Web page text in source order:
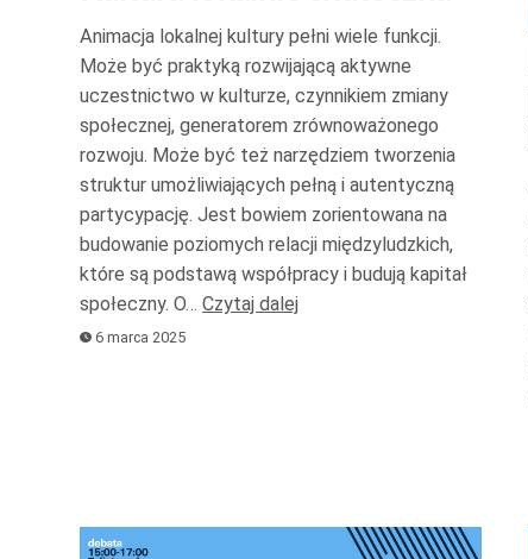
góry
oraz
do
dołu
aby
zwiększyć
lub
zmniejszyć
Animacja lokalnej kultury pełni wiele funkcji.
Może być praktyką rozwijającą aktywne
uczestnictwo w kulturze, czynnikiem zmiany
społecznej, generatorem zrównoważonego
rozwoju. Może być też narzędziem tworzenia
struktur umożliwiających pełną i autentyczną
partycypację. Jest bowiem zorientowana na
budowanie poziomych relacji międzyludzkich,
które są podstawą współpracy i budują kapitał
społeczny. O…Czytaj dalej
6 marca 2025
Odtwarzacz